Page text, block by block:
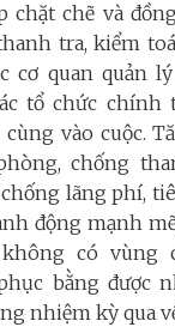
chặt chẽ và
tra, kiểm
cơ quan quản
tổ chức
vào cuộc.
chống
lãng phí,
động mạnh
có vùng
bằng được
nhiệm kỳ qua